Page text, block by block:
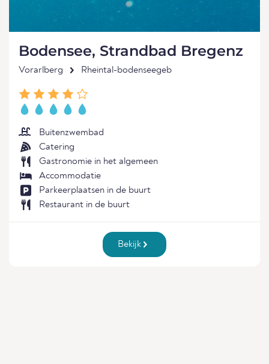
Bodensee, Strandbad Bregenz
Vorarlberg Rheintal-bodenseegeb
Buitenzwembad
Catering
Gastronomie in het algemeen
Accommodatie
Parkeerplaatsen in de buurt
Restaurant in de buurt
Bekijk